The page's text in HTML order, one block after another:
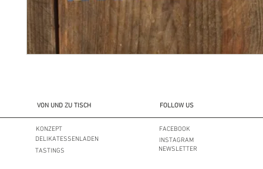
VON UND ZU TISCH FOLLOW US
KONZEPT
DELIKATESSENLADEN
TASTINGS
FACEBOOK
INSTAGRAM
NEWSLETTER